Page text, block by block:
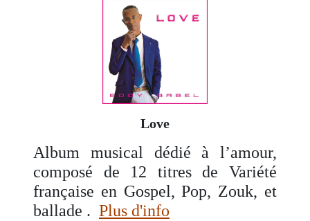
Love
Album musical dédié à l’amour,
composé de 12 titres de Variété
française en Gospel, Pop, Zouk, et
ballade . Plus d'info